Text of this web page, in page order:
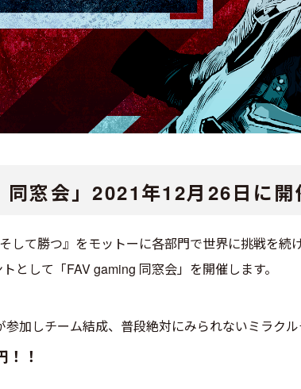
窓会」 2021年12月26日に
して勝つ』をモットーに各部門で世界に挑戦を
として「FAV gaming 同窓会」を開催します。
加しチーム結成、普段絶対にみられないミラクル
！